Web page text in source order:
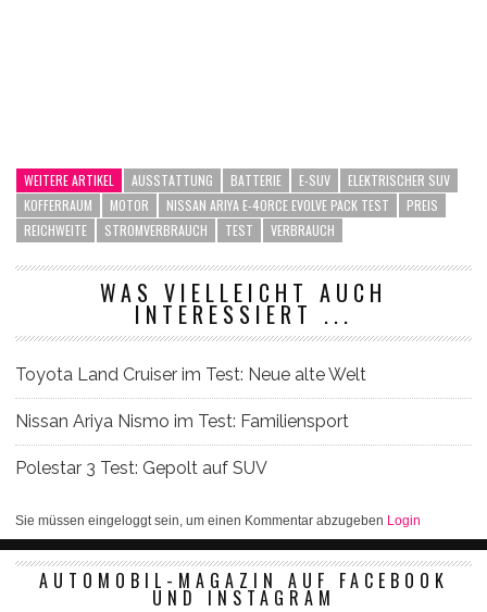
WEITERE ARTIKEL AUSSTATTUNG BATTERIE E-SUV
ELEKTRISCHER SUV
KOFFERRAUM
MOTOR NISSAN ARIYA E-4ORCE EVOLVE PACK TEST
PREIS
REICHWEITE
STROMVERBRAUCH TEST VERBRAUCH
WAS VIELLEICHT AUCH
INTERESSIERT ...
Toyota Land Cruiser im Test: Neue alte Welt
Nissan Ariya Nismo im Test: Familiensport
Polestar 3 Test: Gepolt auf SUV
Sie müssen eingeloggt sein, um einen Kommentar abzugeben Login
AUTOMOBIL-MAGAZIN AUF FACEBOOK
UND INSTAGRAM